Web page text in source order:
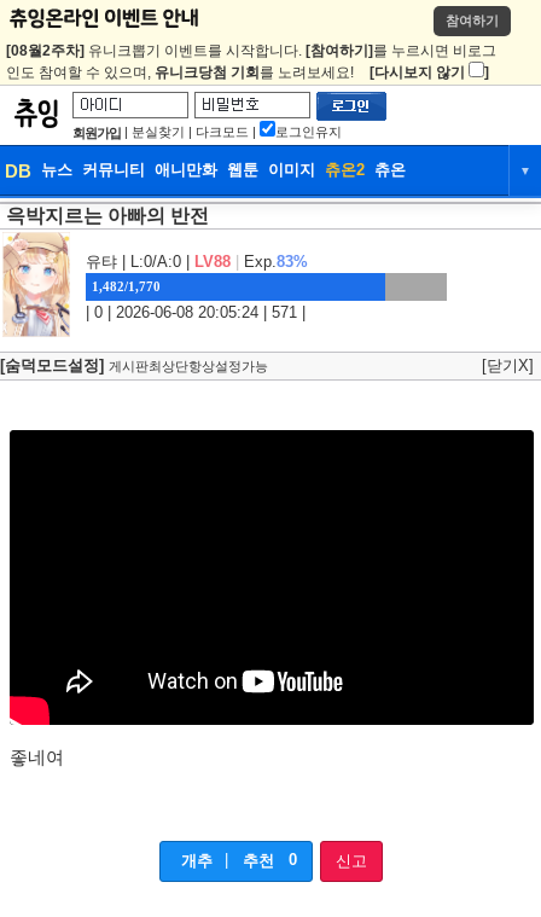
참여하기
[08월2주차] 유니크뽑기 이벤트를 시작합니다. [참여하기] 를 누르시면 비로그
인도 참여할 수 있으며, 유니크당첨 기회 를 노려보세요! [다시보지 않기 ]
회원가입 | 분실찾기 | 다크모드 | 로그인유지
DB 뉴스 커뮤니티 애니만화 웹툰 이미지 츄온2 츄온 ▼
DB 뉴스
웹툰 이미지
윽박지르는 아빠의 반전
유탸 | L:0/A:0 | LV88 Exp.83%
1,482/1,770
| 0 | 2026-06-08 20:05:24 | 571 |
[숨덕모드설정] 게시판최상단항상설정가능 [닫기X]
좋네여
개추 추천 0 신고